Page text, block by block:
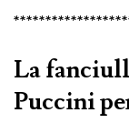
La
Puccini